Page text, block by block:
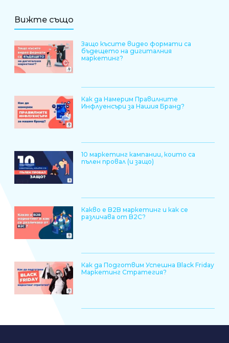
Вижте също
Защо късите видео формати са
бъдещето на дигиталния
маркетинг?
Как да Намерим Правилните
Инфлуенсъри за Нашия Бранд?
10 маркетинг кампании, които са
пълен провал (и защо)
Какво е B2B маркетинг и как се
различава от B2C?
Как да Подготвим Успешна Black Friday
Маркетинг Стратегия?